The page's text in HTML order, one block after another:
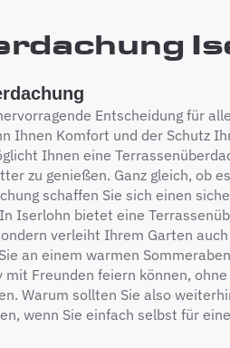
Entscheidung für
Ihnen Komfort und der Schutz
Ihnen eine
zu genießen. Ganz gleich, ob
schaffen Sie sich einen
Iserlohn bietet eine
verleiht Ihrem Garten
an einem warmen
Freunden feiern können,
Warum sollten Sie also
wenn Sie einfach selbst für